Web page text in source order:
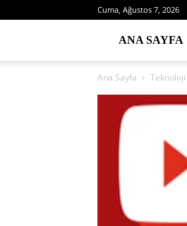
Cuma, Ağustos 7, 2026
ANA SAYFA
Ana Sayfa Teknoloji